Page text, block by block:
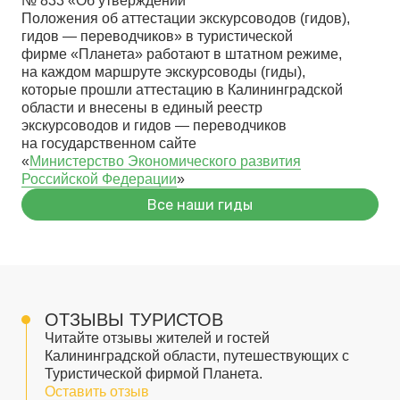
Положения об аттестации экскурсоводов (гидов),
гидов — переводчиков» в туристической
фирме «Планета» работают в штатном режиме,
на каждом маршруте экскурсоводы (гиды),
которые прошли аттестацию в Калининградской
области и внесены в единый реестр
экскурсоводов и гидов — переводчиков
на государственном сайте
«Министерство Экономического развития
Российской Федерации»
Все наши гиды
ОТЗЫВЫ ТУРИСТОВ
Читайте отзывы жителей и гостей
Калининградской области, путешествующих с
Туристической фирмой Планета.
Оставить отзыв